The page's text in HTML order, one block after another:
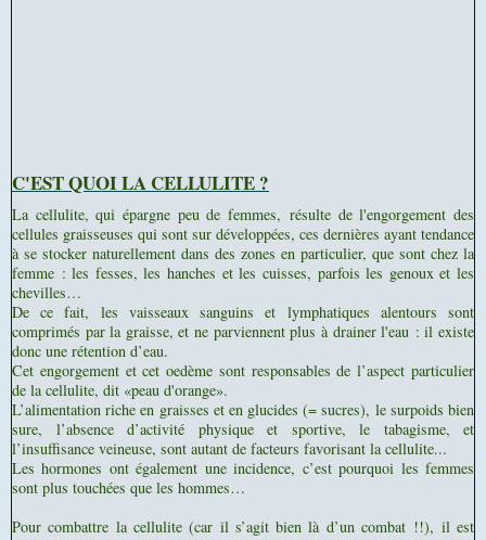
C'EST QUOI LA CELLULITE ?
La cellulite, qui épargne peu de femmes, résulte de l'engorgement des
cellules graisseuses qui sont sur développées, ces dernières ayant tendance
à se stocker naturellement dans des zones en particulier, que sont chez la
femme : les fesses, les hanches et les cuisses, parfois les genoux et les
chevilles…
De ce fait, les vaisseaux sanguins et lymphatiques alentours sont
comprimés par la graisse, et ne parviennent plus à drainer l'eau : il existe
donc une rétention d’eau.
Cet engorgement et cet oedème sont responsables de l’aspect particulier
de la cellulite, dit «peau d'orange».
L’alimentation riche en graisses et en glucides (= sucres), le surpoids bien
sure, l’absence d’activité physique et sportive, le tabagisme, et
l’insuffisance veineuse, sont autant de facteurs favorisant la cellulite...
Les hormones ont également une incidence, c’est pourquoi les femmes
sont plus touchées que les hommes…
Pour combattre la cellulite (car il s’agit bien là d’un combat !!), il est